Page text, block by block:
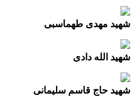
شهید مهدی طهماسبی
شهید الله دادی
شهید حاج قاسم سلیمانی